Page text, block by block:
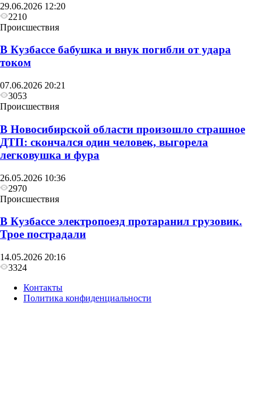
29.06.2026 12:20
2210
Происшествия
В Кузбассе бабушка и внук погибли от удара
током
07.06.2026 20:21
3053
Происшествия
В Новосибирской области произошло страшное
ДТП: скончался один человек, выгорела
легковушка и фура
26.05.2026 10:36
2970
Происшествия
В Кузбассе электропоезд протаранил грузовик.
Трое пострадали
14.05.2026 20:16
3324
Контакты
Политика конфиденциальности